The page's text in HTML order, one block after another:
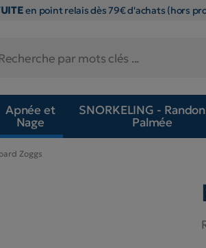
en point relais dès 79€ d'achats (hors
Apnée et
Nage
SNORKELING -
Palmée
Zoggs